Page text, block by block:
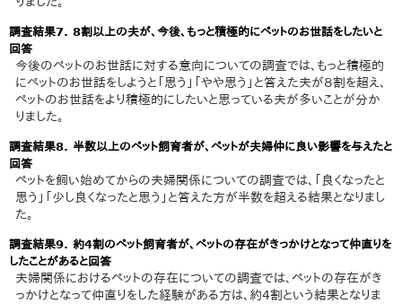
調査結果7. 8割以上の夫が、今後、もっと積極的にペットのお世話をしたいと
回答
今後のペットのお世話に対する意向についての調査では、もっと積極的
にペットのお世話をしようと「思う」「やや思う」と答えた夫が８割を超え、
ペットのお世話をより積極的にしたいと思っている夫が多いことが分か
りました。
調査結果8. 半数以上のペット飼育者が、ペットが夫婦仲に良い影響を与えたと
回答
ペットを飼い始めてからの夫婦関係についての調査では、「良くなったと
思う」「少し良くなったと思う」と答えた方が半数を超える結果となりまし
た。
調査結果9. 約4割のペット飼育者が、ペットの存在がきっかけとなって仲直りを
したことがあると回答
夫婦関係におけるペットの存在についての調査では、ペットの存在がき
っかけとなって仲直りをした経験がある方は、約4割という結果となりま